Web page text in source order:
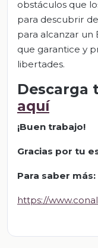
obstáculos que
para descubrir
para alcanzar un
que garantice y
libertades.
Descarga
aquí
¡Buen trabajo!
Gracias por tu
Para saber más:
https://